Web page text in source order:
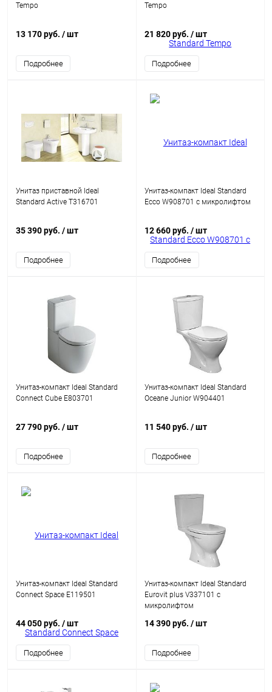
Tempo
13 170 руб. / шт
Подробнее
Tempo
21 820 руб. / шт
Подробнее
Унитаз приставной Ideal
Standard Active T316701
35 390 руб. / шт
Подробнее
Унитаз-компакт Ideal Standard
Ecco W908701 с микролифтом
12 660 руб. / шт
Подробнее
Унитаз-компакт Ideal Standard
Connect Cube E803701
27 790 руб. / шт
Подробнее
Унитаз-компакт Ideal Standard
Oceane Junior W904401
11 540 руб. / шт
Подробнее
Унитаз-компакт Ideal Standard
Connect Space E119501
44 050 руб. / шт
Подробнее
Унитаз-компакт Ideal Standard
Eurovit plus V337101 с
микролифтом
14 390 руб. / шт
Подробнее